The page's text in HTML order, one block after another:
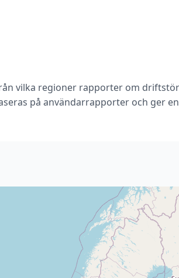
vilka regioner rapporter om
på användarrapporter och ger